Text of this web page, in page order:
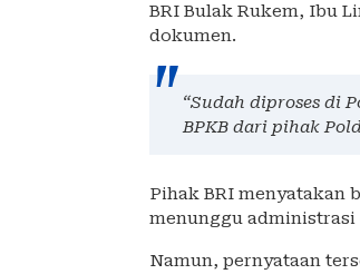
BRI Bulak Rukem, Ibu
dokumen.
“Sudah diproses di
BPKB dari pihak
Pihak BRI menyatakan
menunggu administrasi
Namun, pernyataan